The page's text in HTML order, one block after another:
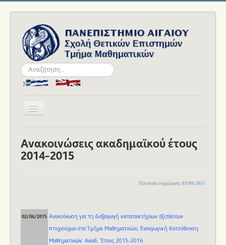
Αναζήτηση...
Εναλλαγή
Το Τμήμα
Νέα και Εκδηλώσεις
Ανακοινώσεις
Ανακοινώσεις ακαδημαϊκού έτους
2014-2015
Τελευταία ενημέρωση : 03/06/2015
02/06/2015 Ανακοίνωση για τη διεξαγωγή κατατακτήριων εξετάσεων
πτυχιούχων στο Τμήμα Μαθηματικών, Εισαγωγική Κατεύθυνση
Μαθηματικών: Ακαδ. Έτους 2015-2016